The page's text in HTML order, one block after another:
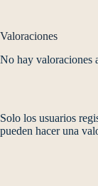
Valoraciones
No hay valoraciones
Solo los usuarios
pueden hacer una